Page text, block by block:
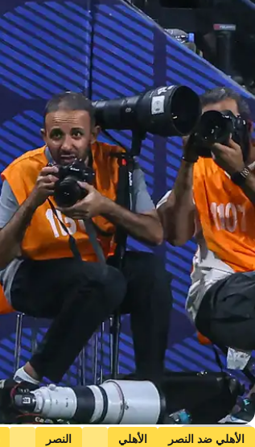
Getty Images
الأهلي ضد النصر الأهلي النصر